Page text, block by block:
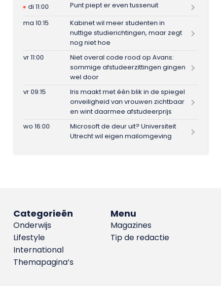
di 11:00
Punt piept er even tussenuit
ma 10:15
Kabinet wil meer studenten in
nuttige studierichtingen, maar zegt
nog niet hoe
vr 11:00
Niet overal code rood op Avans:
sommige afstudeerzittingen gingen
wel door
vr 09:15
Iris maakt met één blik in de spiegel
onveiligheid van vrouwen zichtbaar
en wint daarmee afstudeerprijs
wo 16:00
Microsoft de deur uit? Universiteit
Utrecht wil eigen mailomgeving
Menu
Magazines
Tip de redactie
Categorieën
Onderwijs
Lifestyle
International
Themapagina’s